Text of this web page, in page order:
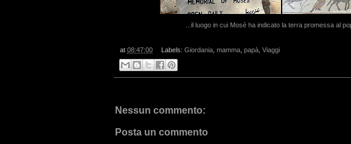
...il luogo in cui Mosè ha indicato la terra promessa al
at 08:47:00 Labels: Giordania, mamma, papà, Viaggi
Nessun commento:
Posta un commento